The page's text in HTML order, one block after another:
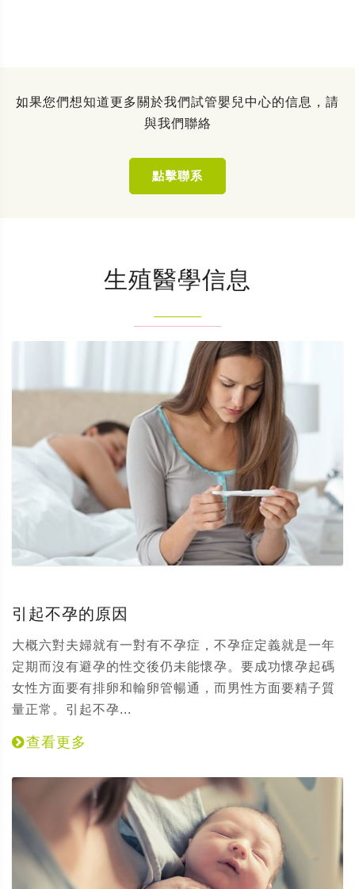
如果您們想知道更多關於我們試管嬰兒中心的信息，請
與我們聯絡
點擊聯系
生殖醫學信息
引起不孕的原因
大概六對夫婦就有一對有不孕症，不孕症定義就是一年
定期而沒有避孕的性交後仍未能懷孕。要成功懷孕起碼
女性方面要有排卵和輸卵管暢通，而男性方面要精子質
量正常。引起不孕...
查看更多